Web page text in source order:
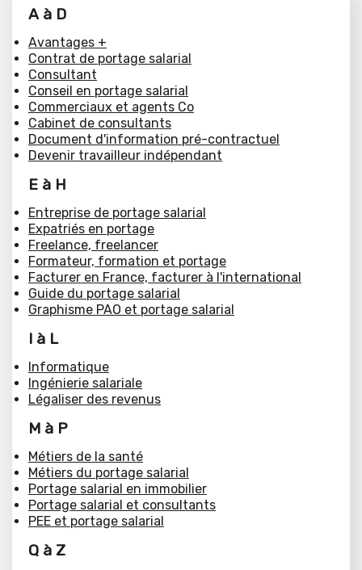
A à D
Avantages +
Contrat de portage salarial
Consultant
Conseil en portage salarial
Commerciaux et agents Co
Cabinet de consultants
Document d'information pré-contractuel
Devenir travailleur indépendant
E à H
Entreprise de portage salarial
Expatriés en portage
Freelance, freelancer
Formateur, formation et portage
Facturer en France, facturer à l'international
Guide du portage salarial
Graphisme PAO et portage salarial
I à L
Informatique
Ingénierie salariale
Légaliser des revenus
M à P
Métiers de la santé
Métiers du portage salarial
Portage salarial en immobilier
Portage salarial et consultants
PEE et portage salarial
Q à Z